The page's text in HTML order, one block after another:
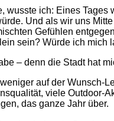
ich: Eines
Und als wir uns
Gefühlen
sein? Würde ich mich
– denn die Stadt hat
auf der Wunsch-
viele Outdoor-
das ganze Jahr über.